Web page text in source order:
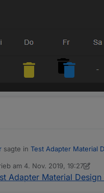
sagte in Test Adapter Material
am 4. Nov. 2019, 19:27
editiert von Scrounger11.
Adapter Material